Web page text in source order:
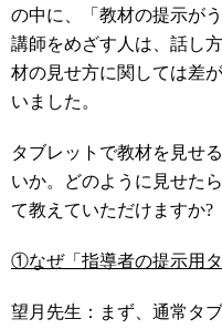
の中に、「教材の提示が
講師をめざす人は、話し
材の見せ方に関しては差
いました。
タブレットで教材を見せ
いか。どのように見せた
て教えていただけますか?
①なぜ「指導者の提示用タ
望月先生：まず、通常タ